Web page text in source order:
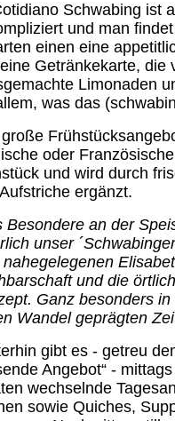
Schwabing ist
und man
einen eine
Getränkekarte, die
Limonaden
was das
oder
und wird durch
ergänzt.
Besondere an der
unser
nahegelegenen
und die
Ganz besonders
Wandel geprägten
gibt es - getreu
Angebot“ -
wechselnde
sowie Quiches,